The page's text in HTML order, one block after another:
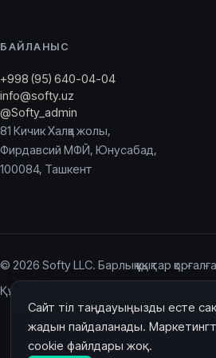
БАЙЛАНЫС
+998 (95) 640-04-04
info@softy.uz
@Softy_admin
81 Кичик Халқа жолы,
Фирдавсий МФЙ, Юнусабад,
100084, Ташкент
© 2026 Softy LLC. Барлық құқықтар
Құпиялылық саясаты
Сайт тіл таңдауыңызды есте
жадын пайдаланады.
cookie файлдары жоқ.